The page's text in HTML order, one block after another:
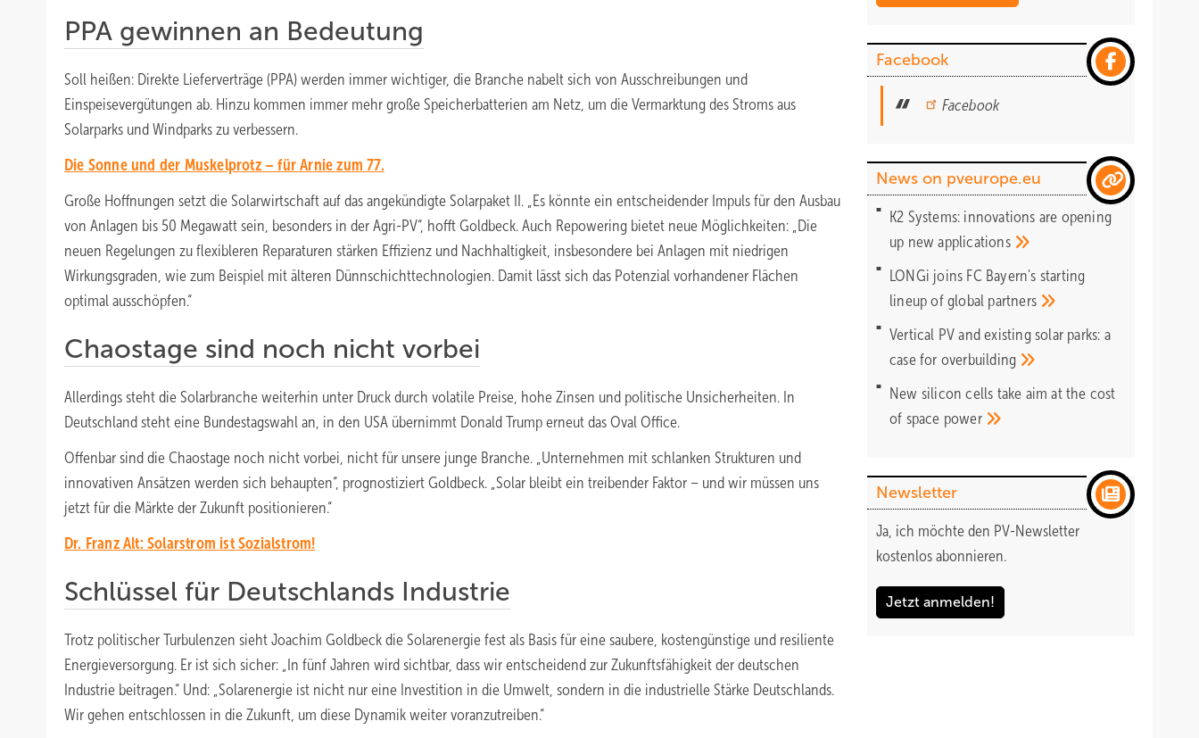
PPA gewinnen an Bedeutung
Soll heißen: Direkte Lieferverträge (PPA) werden immer wichtiger, die Branche nabelt sich von Ausschreibungen und
Einspeisevergütungen ab. Hinzu kommen immer mehr große Speicherbatterien am Netz, um die Vermarktung des Stroms aus
Solarparks und Windparks zu verbessern.
Die Sonne und der Muskelprotz – für Arnie zum 77.
Große Hoffnungen setzt die Solarwirtschaft auf das angekündigte Solarpaket II. „Es könnte ein entscheidender Impuls für den Ausbau
von Anlagen bis 50 Megawatt sein, besonders in der Agri-PV“, hofft Goldbeck. Auch Repowering bietet neue Möglichkeiten: „Die
neuen Regelungen zu flexibleren Reparaturen stärken Effizienz und Nachhaltigkeit, insbesondere bei Anlagen mit niedrigen
Wirkungsgraden, wie zum Beispiel mit älteren Dünnschichttechnologien. Damit lässt sich das Potenzial vorhandener Flächen
optimal ausschöpfen.“
Chaostage sind noch nicht vorbei
Allerdings steht die Solarbranche weiterhin unter Druck durch volatile Preise, hohe Zinsen und politische Unsicherheiten. In
Deutschland steht eine Bundestagswahl an, in den USA übernimmt Donald Trump erneut das Oval Office.
Offenbar sind die Chaostage noch nicht vorbei, nicht für unsere junge Branche. „Unternehmen mit schlanken Strukturen und
innovativen Ansätzen werden sich behaupten“, prognostiziert Goldbeck. „Solar bleibt ein treibender Faktor – und wir müssen uns
jetzt für die Märkte der Zukunft positionieren.“
Dr. Franz Alt: Solarstrom ist Sozialstrom!
Schlüssel für Deutschlands Industrie
Trotz politischer Turbulenzen sieht Joachim Goldbeck die Solarenergie fest als Basis für eine saubere, kostengünstige und resiliente
Energieversorgung. Er ist sich sicher: „In fünf Jahren wird sichtbar, dass wir entscheidend zur Zukunftsfähigkeit der deutschen
Industrie beitragen.“ Und: „Solarenergie ist nicht nur eine Investition in die Umwelt, sondern in die industrielle Stärke Deutschlands.
Wir gehen entschlossen in die Zukunft, um diese Dynamik weiter voranzutreiben.“
Facebook
Facebook
News on pveurope.eu
K2 Systems: innovations are opening
up newapplications
LONGi joins FC Bayern's starting
lineup of global partners
Vertical PV and existing solar parks: a
case for overbuilding
New silicon cells take aim at the cost
of space power
Newsletter
Ja, ich möchte den PV-Newsletter
kostenlos abonnieren.
Jetzt anmelden!